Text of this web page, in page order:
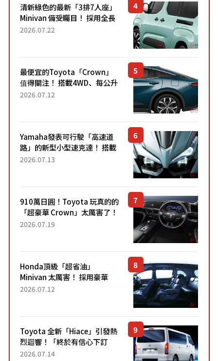
清新綠色的最新「3排7人座」
Minivan 備受矚目！ 採用全長
4.7公尺剛剛好的車身尺寸與
2026.07.22
最便宜的Toyota「Crown」
值得關注！ 搭載4WD、每公升
22.4公里低油耗表現超亮眼！
2026.07.12
Yamaha發表可行駛「高速道
路」的新型小型速克達！ 搭載
能享受超強勁「渦輪感」的動
2026.07.13
910萬日圓！Toyota 玩真的的
「超豪華 Crown」太厲害了！
採用由「匠人技藝」打造的
2026.07.19
Honda頂級「超省油」
Minivan 太厲害！ 採用豪華
「真皮座椅」與專屬「黑色內
「三...
2026.07.12
Toyota 全新「Hiace」引發熱
烈迴響！「終於有信心下訂
了！」「哪個等級交車最
2026.07.14